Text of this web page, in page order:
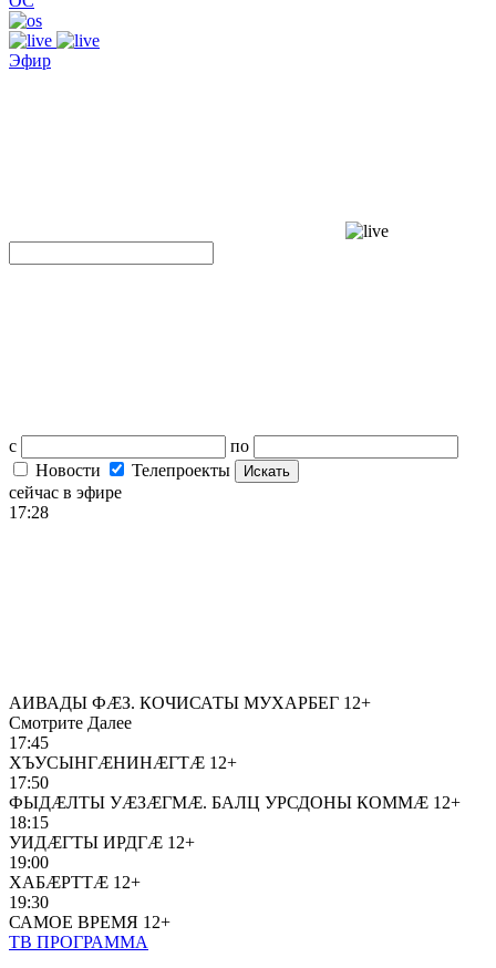
Эфир
с
по
Новости
Телепроекты Искать
сейчас в эфире
17:28
АИВАДЫ ФÆЗ. КОЧИСАТЫ МУХАРБЕГ 12+
Смотрите Далее
17:45
ХЪУСЫНГÆНИНÆГТÆ 12+
17:50
ФЫДÆЛТЫ УÆЗÆГМÆ. БАЛЦ УРСДОНЫ КОММÆ 12+
18:15
УИДÆГТЫ ИРДГÆ 12+
19:00
ХАБÆРТТÆ 12+
19:30
САМОЕ ВРЕМЯ 12+
ТВ ПРОГРАММА